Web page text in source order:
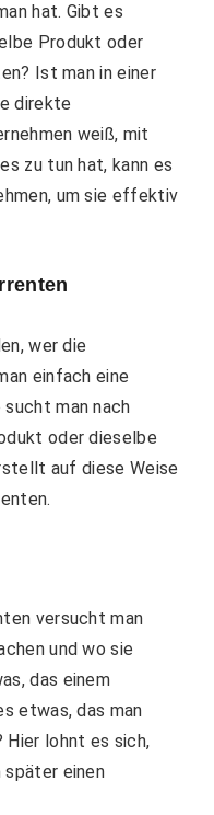
hat. Gibt es
Produkt oder
Ist man in einer
direkte
weiß, mit
zu tun hat, kann es
um sie effektiv
wer die
einfach eine
man nach
oder dieselbe
auf diese Weise
versucht man
und wo sie
das einem
etwas, das man
Hier lohnt es sich,
später einen